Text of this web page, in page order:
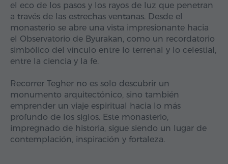
el eco de los pasos y los rayos de luz que penetran
a través de las estrechas ventanas. Desde el
monasterio se abre una vista impresionante hacia
el Observatorio de Byurakan, como un recordatorio
simbólico del vínculo entre lo terrenal y lo celestial,
entre la ciencia y la fe.
Recorrer Tegher no es solo descubrir un
monumento arquitectónico, sino también
emprender un viaje espiritual hacia lo más
profundo de los siglos. Este monasterio,
impregnado de historia, sigue siendo un lugar de
contemplación, inspiración y fortaleza.